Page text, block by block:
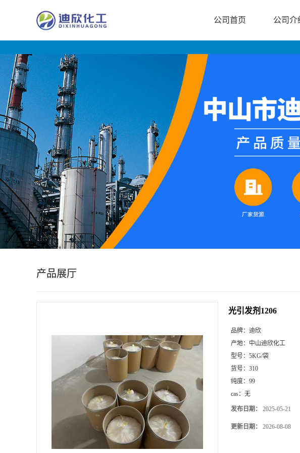
司
首
页
公
司
介
绍
公
公司首页 公司介
产品展厅
光引发剂1206
品牌： 迪欣
产地： 中山迪欣化工
型号： 5KG/袋
货号： 310
纯度： 99
cas： 无
发布日期： 2025-05-21
更新日期： 2026-08-08